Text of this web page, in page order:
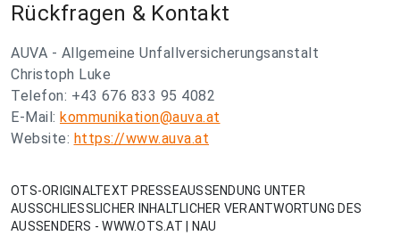
Rückfragen & Kontakt
AUVA - Allgemeine Unfallversicherungsanstalt
Christoph Luke
Telefon: +43 676 833 95 4082
E-Mail: kommunikation@auva.at
Website: https://www.auva.at
OTS-ORIGINALTEXT PRESSEAUSSENDUNG UNTER
AUSSCHLIESSLICHER INHALTLICHER VERANTWORTUNG DES
AUSSENDERS - WWW.OTS.AT | NAU